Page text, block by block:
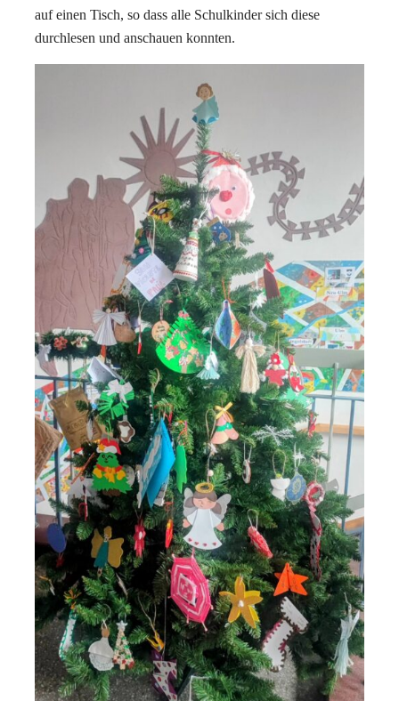
auf einen Tisch, so dass alle Schulkinder sich diese
durchlesen und anschauen konnten.